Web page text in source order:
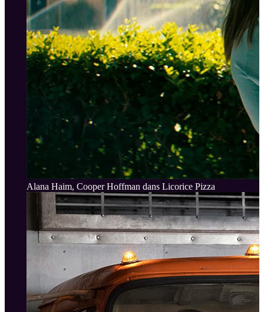
Alana Haim, Cooper Hoffman dans Licorice Pizza